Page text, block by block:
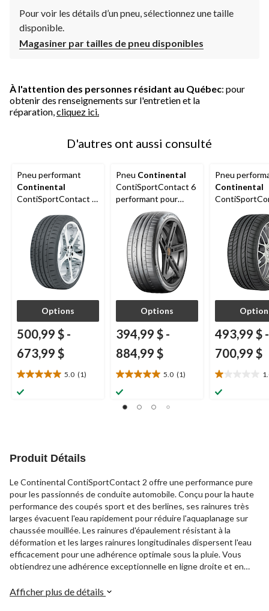
Pour voir les détails d’un pneu, sélectionnez une taille
disponible.
Magasiner par tailles de pneu disponibles
À l'attention des personnes résidant au Québec: pour
obtenir des renseignements sur l'entretien et la
réparation, cliquez ici.
D'autres ont aussi consulté
Pneu performant
Continental
ContiSportContact 3
tourisme et
multisegments
Options
500,99 $ -
673,99 $
5.0 (1)
5.0
étoile(s)
Pneu Continental
ContiSportContact 6
performant pour
passagers et
véhicules utilitaires
multisegments
Options
394,99 $ -
884,99 $
5.0 (1)
5.0
étoile(s)
sur
Pneu
Continental
de tourisme
493,99 $ -
700,99 $
1.0
étoile(s)
Produit Détails
Le Continental ContiSportContact 2 offre une performance pure
pour les passionnés de conduite automobile. Conçu pour la haute
performance des coupés sport et des berlines, ses rainures très
larges évacuent l'eau rapidement pour réduire l'aquaplanage sur
chaussée mouillée. Les rainures d'épaulement résistant à la
déformation et les larges rainures longitudinales dispersent l'eau
efficacement pour une adhérence optimale sous la pluie. Vous
obtiendrez une adhérence exceptionnelle en ligne droite et en
nervurée rigide qui maintient un contact stable lors du freinage et
Afficher plus de détails